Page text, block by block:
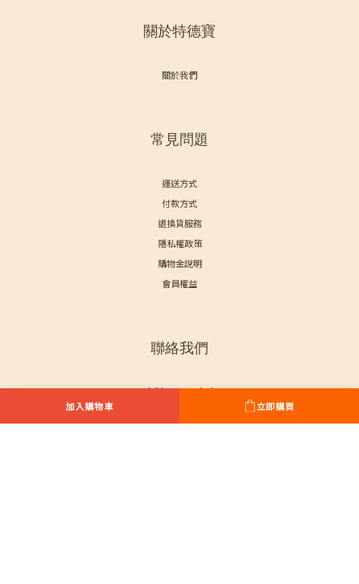
加入購物車 立即購買
關於特德寶
關於我們
常見問題
運送方式
付款方式
退換貨服務
隱私權政策
購物金說明
會員權益
聯絡我們
點我加入LINE好友